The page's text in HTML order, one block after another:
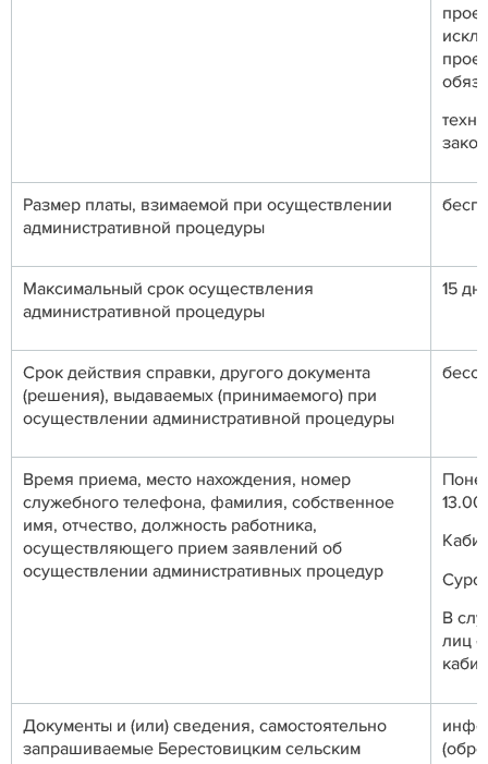
Размер платы, взимаемой при осуществлении
административной процедуры
Максимальный срок осуществления
административной процедуры
15
Срок действия справки, другого документа
(решения), выдаваемых (принимаемого) при
осуществлении административной процедуры
Время приема, место нахождения, номер
служебного телефона, фамилия, собственное
имя, отчество, должность работника,
осуществляющего прием заявлений об
осуществлении административных процедур
В
лиц
Документы и (или) сведения, самостоятельно
запрашиваемые Берестовицким сельским